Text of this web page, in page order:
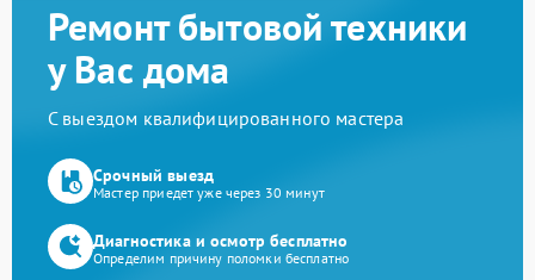
Ремонт бытовой техники
у Вас дома
С выездом квалифицированного мастера
Срочный выезд
Мастер приедет уже через 30 минут
Диагностика и осмотр бесплатно
Определим причину поломки бесплатно